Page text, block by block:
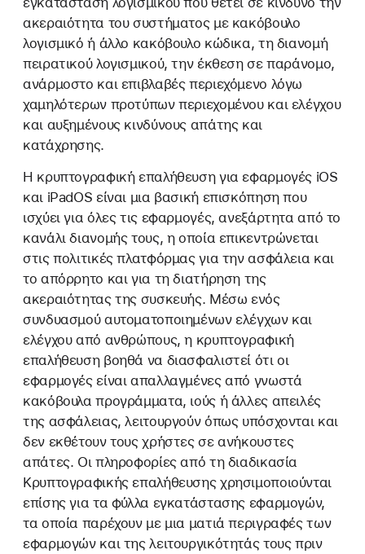
ακεραιότητα του συστήματος με κακόβουλο
λογισμικό ή άλλο κακόβουλο κώδικα, τη διανομή
πειρατικού λογισμικού, την έκθεση σε παράνομο,
ανάρμοστο και επιβλαβές περιεχόμενο λόγω
χαμηλότερων προτύπων περιεχομένου και ελέγχου
και αυξημένους κινδύνους απάτης και
κατάχρησης.
Η κρυπτογραφική επαλήθευση για εφαρμογές iOS
και iPadOS είναι μια βασική επισκόπηση που
ισχύει για όλες τις εφαρμογές, ανεξάρτητα από το
κανάλι διανομής τους, η οποία επικεντρώνεται
στις πολιτικές πλατφόρμας για την ασφάλεια και
το απόρρητο και για τη διατήρηση της
ακεραιότητας της συσκευής. Μέσω ενός
συνδυασμού αυτοματοποιημένων ελέγχων και
ελέγχου από ανθρώπους, η κρυπτογραφική
επαλήθευση βοηθά να διασφαλιστεί ότι οι
εφαρμογές είναι απαλλαγμένες από γνωστά
κακόβουλα προγράμματα, ιούς ή άλλες απειλές
της ασφάλειας, λειτουργούν όπως υπόσχονται και
δεν εκθέτουν τους χρήστες σε ανήκουστες
απάτες. Οι πληροφορίες από τη διαδικασία
Κρυπτογραφικής επαλήθευσης χρησιμοποιούνται
επίσης για τα φύλλα εγκατάστασης εφαρμογών,
τα οποία παρέχουν με μια ματιά περιγραφές των
εφαρμογών και της λειτουργικότητάς τους πριν